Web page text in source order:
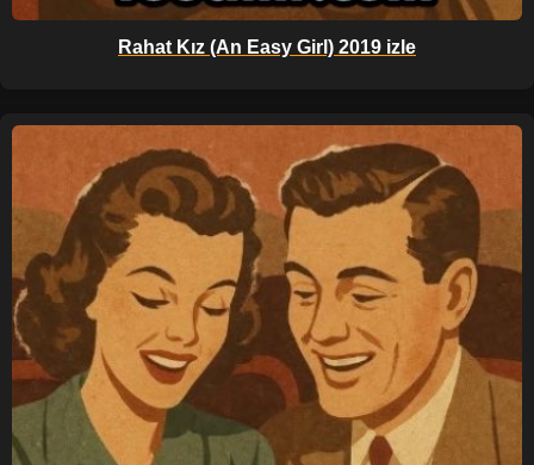
Rahat Kız (An Easy Girl) 2019 izle